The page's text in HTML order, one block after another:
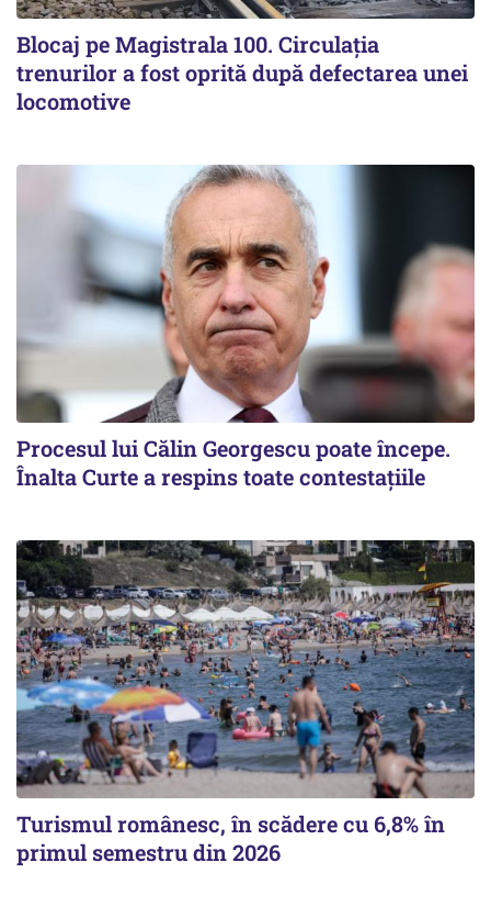
Blocaj pe Magistrala 100. Circulația
trenurilor a fost oprită după defectarea unei
locomotive
Procesul lui Călin Georgescu poate începe.
Înalta Curte a respins toate contestațiile
Turismul românesc, în scădere cu 6,8% în
primul semestru din 2026